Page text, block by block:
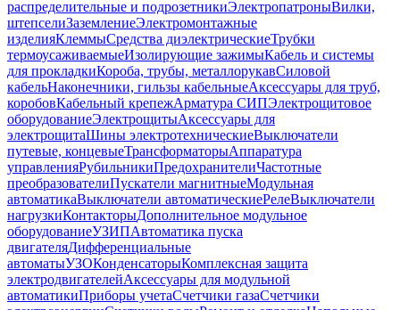
распределительные и подрозетникиЭлектропатроныВилки,
штепселиЗаземлениеЭлектромонтажные
изделияКлеммыСредства диэлектрическиеТрубки
термоусаживаемыеИзолирующие зажимыКабель и системы
для прокладкиКороба, трубы, металлорукавСиловой
кабельНаконечники, гильзы кабельныеАксессуары для труб,
коробовКабельный крепежАрматура СИПЭлектрощитовое
оборудованиеЭлектрощитыАксессуары для
электрощитаШины электротехническиеВыключатели
путевые, концевыеТрансформаторыАппаратура
управленияРубильникиПредохранителиЧастотные
преобразователиПускатели магнитныеМодульная
автоматикаВыключатели автоматическиеРелеВыключатели
нагрузкиКонтакторыДополнительное модульное
оборудованиеУЗИПАвтоматика пуска
двигателяДифференциальные
автоматыУЗОКонденсаторыКомплексная защита
электродвигателейАксессуары для модульной
автоматикиПриборы учетаСчетчики газаСчетчики